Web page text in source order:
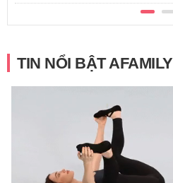
TIN NỔI BẬT AFAMILY